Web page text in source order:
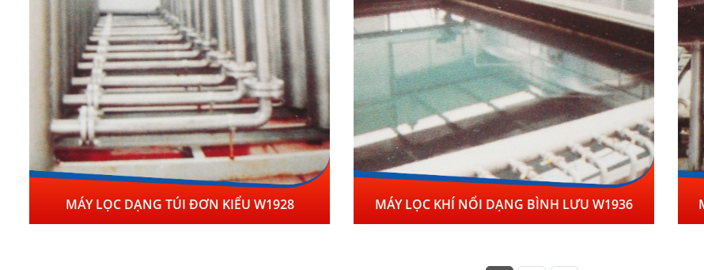
MÁY LỌC DẠNG TÚI ĐƠN KIỂU W1928 MÁY LỌC KHÍ NỔI DẠNG BÌNH LƯU W1936